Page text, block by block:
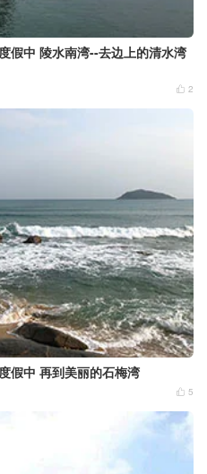
假中 陵水南湾--去边上的清水湾
 2
小熊陪家人 父母和岳父母在海南度假中 再到美丽的石梅湾
 5